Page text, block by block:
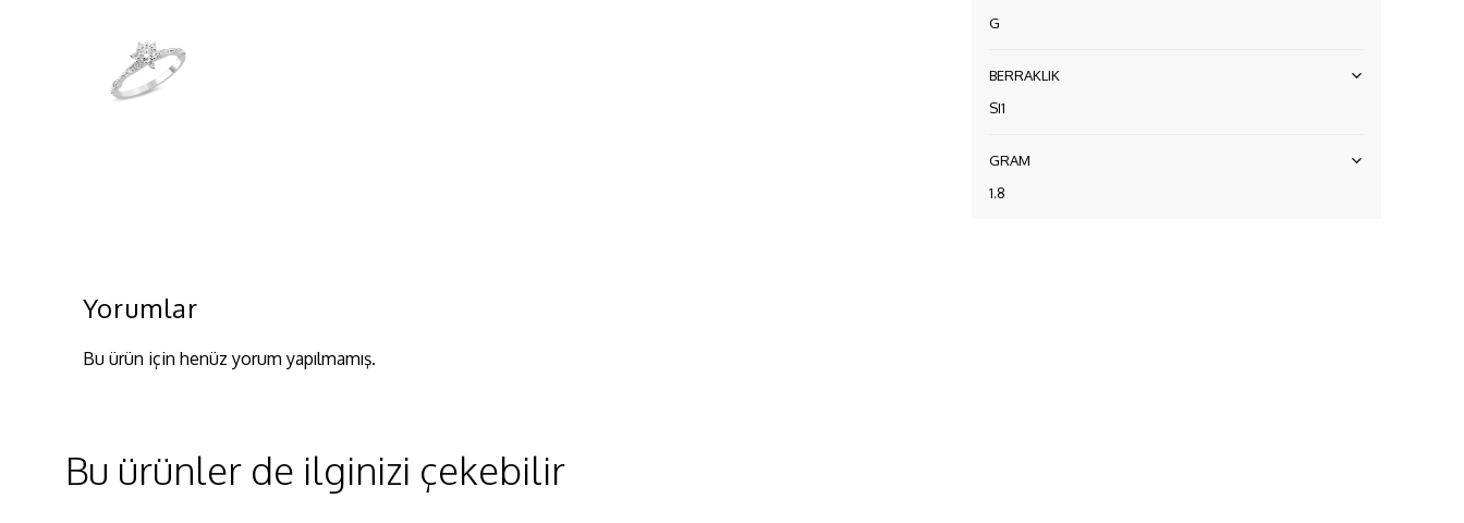
G
BERRAKLIK
SI1
GRAM
1.8
Yorumlar
Bu ürün için henüz yorum yapılmamış.
Bu ürünler de ilginizi çekebilir